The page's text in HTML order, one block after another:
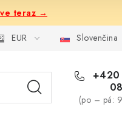
teraz →
EUR Slovenčina
+420
(po – pá: